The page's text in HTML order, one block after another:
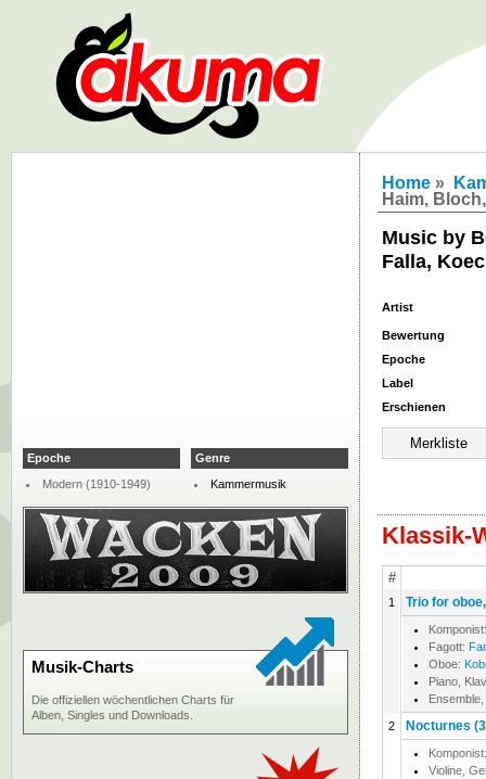
Home »
Haim,
Music by
Falla,
Artist
Bewertung
Epoche
Label
Erschienen
Klassik-
#
1 Trio for
Fagott:
Oboe:
Piano,
2 Nocturnes
Violine,
Epoche
Modern (1910-1949)
Genre
Kammermusik
Musik-Charts
Die offiziellen wöchentlichen Charts für
Alben, Singles und Downloads.